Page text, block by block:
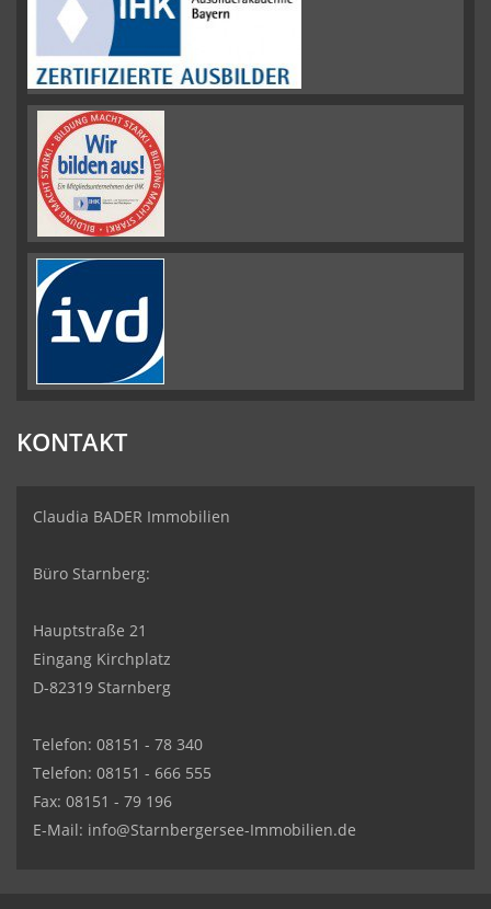
KONTAKT
Claudia BADER Immobilien
Büro Starnberg:
Hauptstraße 21
Eingang Kirchplatz
D-82319 Starnberg
Telefon: 08151 - 78 340
Telefon: 08151 - 666 555
Fax: 08151 - 79 196
E-Mail: info@Starnbergersee-Immobilien.de